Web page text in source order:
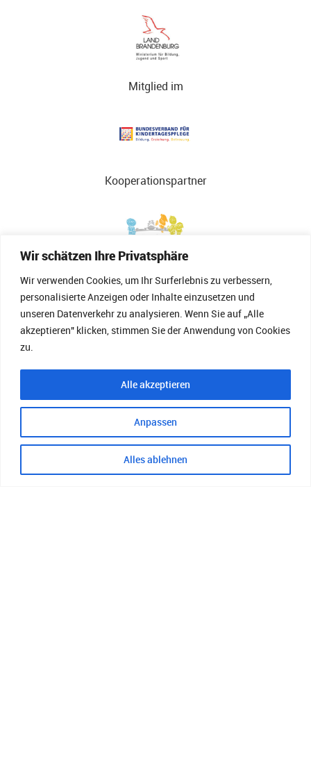
Wir schätzen Ihre Privatsphäre
Wir verwenden Cookies, um Ihr Surferlebnis zu verbessern,
personalisierte Anzeigen oder Inhalte einzusetzen und
unseren Datenverkehr zu analysieren. Wenn Sie auf „Alle
akzeptieren" klicken, stimmen Sie der Anwendung von Cookies
zu.
Anpassen
Alles ablehnen
Alle akzeptieren
Mitglied im
Kooperationspartner
Landesverband für Kindertagespflege
Brandenburg (LVKTB)
Französische Straße 1